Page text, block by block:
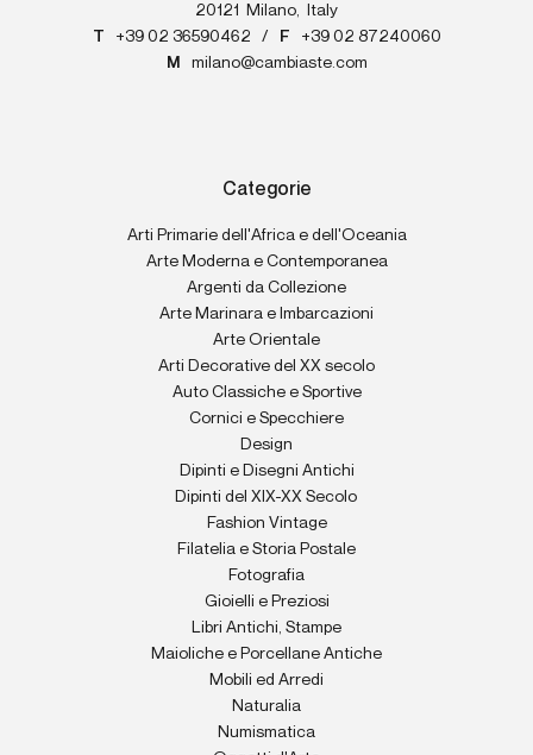
20121
Milano
Italy
T
+39 02 36590462 / F
+39 02 87240060
M
milano@cambiaste.com
Categorie
Arti Primarie dell'Africa e dell'Oceania
Arte Moderna e Contemporanea
Argenti da Collezione
Arte Marinara e Imbarcazioni
Arte Orientale
Arti Decorative del XX secolo
Auto Classiche e Sportive
Cornici e Specchiere
Design
Dipinti e Disegni Antichi
Dipinti del XIX-XX Secolo
Fashion Vintage
Filatelia e Storia Postale
Fotografia
Gioielli e Preziosi
Libri Antichi, Stampe
Maioliche e Porcellane Antiche
Mobili ed Arredi
Naturalia
Numismatica